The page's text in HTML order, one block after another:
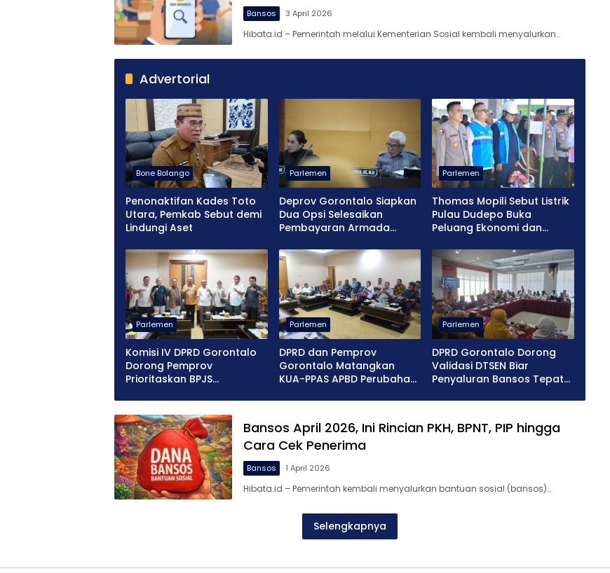
Bansos 3 April 2026
Hibata.id – Pemerintah melalui Kementerian Sosial kembali menyalurkan…
Advertorial
Bone Bolango
Penonaktifan Kades Toto
Utara, Pemkab Sebut demi
Lindungi Aset
Parlemen
Deprov Gorontalo Siapkan
Dua Opsi Selesaikan
Pembayaran Armada
Parlemen
Thomas Mopili Sebut Listrik
Pulau Dudepo Buka
Peluang Ekonomi dan
Parlemen
Komisi IV DPRD Gorontalo
Dorong Pemprov
Prioritaskan BPJS
Parlemen
DPRD dan Pemprov
Gorontalo Matangkan
KUA-PPAS APBD Perubahan
Parlemen
DPRD Gorontalo Dorong
Validasi DTSEN Biar
Penyaluran Bansos Tepat
Bansos April 2026, Ini Rincian PKH, BPNT, PIP hingga
Cara Cek Penerima
Bansos 1 April 2026
Hibata.id – Pemerintah kembali menyalurkan bantuan sosial (bansos)…
Selengkapnya